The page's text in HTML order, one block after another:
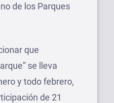
de los Parques
que
se lleva
y todo febrero,
de 21